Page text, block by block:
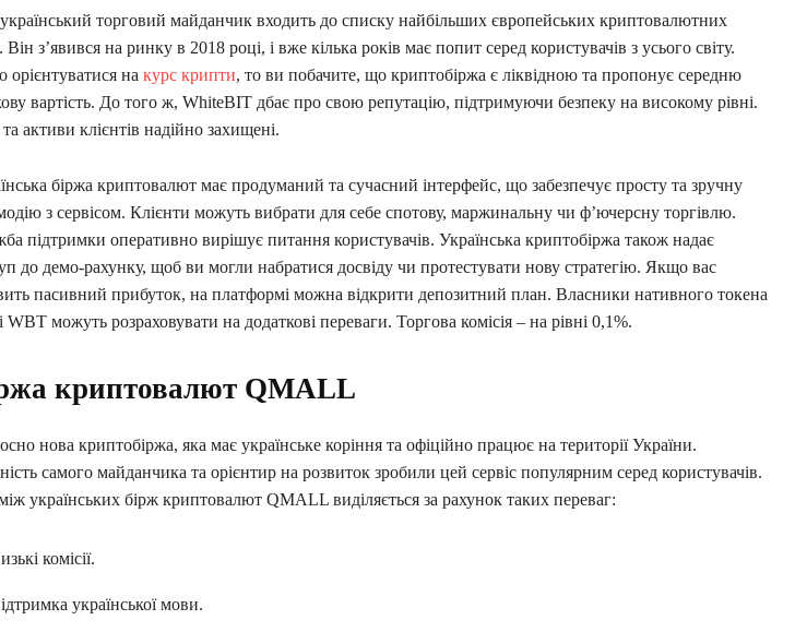
торговий майданчик входить до списку найбільших європейських криптовалютних
Він з’явився на ринку в 2018 році, і вже кілька років має попит серед користувачів з усього світу.
орієнтуватися на курс крипти, то ви побачите, що криптобіржа є ліквідною та пропонує середню
вартість. До того ж, WhiteBIT дбає про свою репутацію, підтримуючи безпеку на високому рівні.
активи клієнтів надійно захищені.
біржа криптовалют має продуманий та сучасний інтерфейс, що забезпечує просту та зручну
з сервісом. Клієнти можуть вибрати для себе спотову, маржинальну чи ф’ючерсну торгівлю.
підтримки оперативно вирішує питання користувачів. Українська криптобіржа також надає
до демо-рахунку, щоб ви могли набратися досвіду чи протестувати нову стратегію. Якщо вас
пасивний прибуток, на платформі можна відкрити депозитний план. Власники нативного токена
WBT можуть розраховувати на додаткові переваги. Торгова комісія – на рівні 0,1%.
криптовалют QMALL
нова криптобіржа, яка має українське коріння та офіційно працює на території України.
самого майданчика та орієнтир на розвиток зробили цей сервіс популярним серед користувачів.
українських бірж криптовалют QMALL виділяється за рахунок таких переваг:
комісії.
української мови.